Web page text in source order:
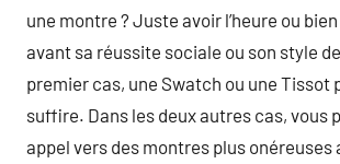
une montre ? Juste avoir l’heure ou
avant sa réussite sociale ou son style
premier cas, une Swatch ou une Tissot
suffire. Dans les deux autres cas, vous
appel vers des montres plus onéreuses